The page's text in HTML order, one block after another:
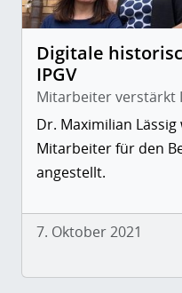
Digitale
IPGV
Mitarbeiter verstärkt
Dr. Maximilian
Mitarbeiter für den
angestellt.
7. Oktober 2021